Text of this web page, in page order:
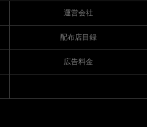
運営会社
配布店目録
広告料金